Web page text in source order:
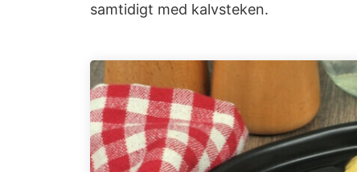
samtidigt med kalvsteken.